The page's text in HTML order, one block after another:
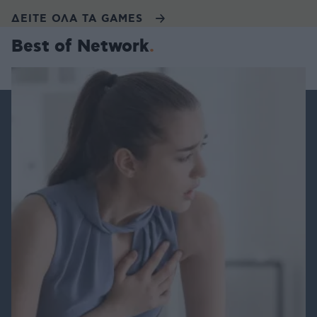
ΔΕΙΤΕ ΟΛΑ ΤΑ GAMES
Best of Network